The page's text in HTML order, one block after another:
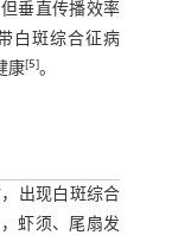
垂直传播效率
白斑综合征病
康[5]。
出现白斑综合
虾须、尾扇发